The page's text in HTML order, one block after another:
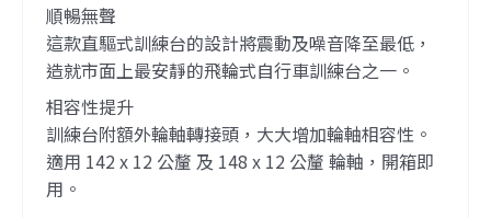
順暢無聲
這款直驅式訓練台的設計將震動及噪音降至最低，
造就市面上最安靜的飛輪式自行車訓練台之一。
相容性提升
訓練台附額外輪軸轉接頭，大大增加輪軸相容性。
適用 142 x 12 公釐 及 148 x 12 公釐 輪軸，開箱即
用。